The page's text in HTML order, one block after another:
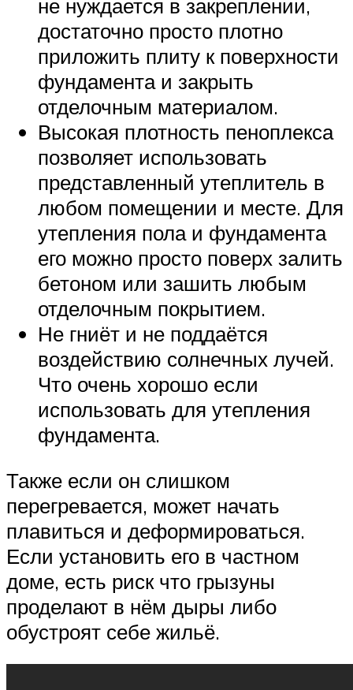
не нуждается в закреплении,
достаточно просто плотно
приложить плиту к поверхности
фундамента и закрыть
отделочным материалом.
Высокая плотность пеноплекса
позволяет использовать
представленный утеплитель в
любом помещении и месте. Для
утепления пола и фундамента
его можно просто поверх залить
бетоном или зашить любым
отделочным покрытием.
Не гниёт и не поддаётся
воздействию солнечных лучей.
Что очень хорошо если
использовать для утепления
фундамента.
Также если он слишком
перегревается, может начать
плавиться и деформироваться.
Если установить его в частном
доме, есть риск что грызуны
проделают в нём дыры либо
обустроят себе жильё.